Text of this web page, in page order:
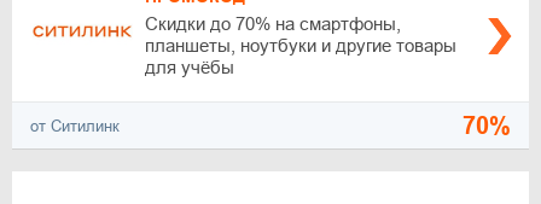
Скидки до 70% на смартфоны,
планшеты, ноутбуки и другие товары
для учёбы
от Ситилинк 70%